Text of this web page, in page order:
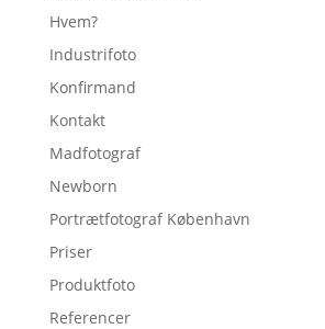
Hvem?
Industrifoto
Konfirmand
Kontakt
Madfotograf
Newborn
Portrætfotograf København
Priser
Produktfoto
Referencer